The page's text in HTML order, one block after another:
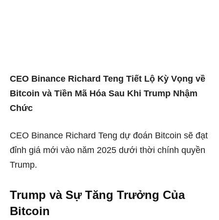
CEO Binance Richard Teng Tiết Lộ Kỳ Vọng về
Bitcoin và Tiền Mã Hóa Sau Khi Trump Nhậm
Chức
CEO Binance Richard Teng dự đoán Bitcoin sẽ đạt
đỉnh giá mới vào năm 2025 dưới thời chính quyền
Trump.
Trump và Sự Tăng Trưởng Của
Bitcoin